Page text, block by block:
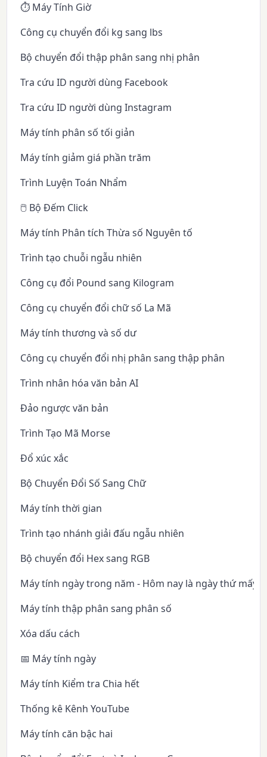
⏱️ Máy Tính Giờ
Công cụ chuyển đổi kg sang lbs
Bộ chuyển đổi thập phân sang nhị phân
Tra cứu ID người dùng Facebook
Tra cứu ID người dùng Instagram
Máy tính phân số tối giản
Máy tính giảm giá phần trăm
Trình Luyện Toán Nhẩm
🖱️ Bộ Đếm Click
Máy tính Phân tích Thừa số Nguyên tố
Trình tạo chuỗi ngẫu nhiên
Công cụ đổi Pound sang Kilogram
Công cụ chuyển đổi chữ số La Mã
Máy tính thương và số dư
Công cụ chuyển đổi nhị phân sang thập phân
Trình nhân hóa văn bản AI
Đảo ngược văn bản
Trình Tạo Mã Morse
Đổ xúc xắc
Bộ Chuyển Đổi Số Sang Chữ
Máy tính thời gian
Trình tạo nhánh giải đấu ngẫu nhiên
Bộ chuyển đổi Hex sang RGB
Máy tính ngày trong năm - Hôm nay là ngày thứ mấy
Máy tính thập phân sang phân số
Xóa dấu cách
📅 Máy tính ngày
Máy tính Kiểm tra Chia hết
Thống kê Kênh YouTube
Máy tính căn bậc hai